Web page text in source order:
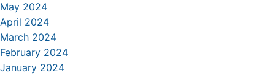
May 2024
April 2024
March 2024
February 2024
January 2024